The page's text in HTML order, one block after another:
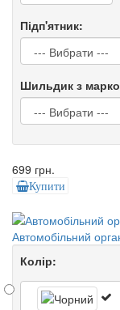
Підп'ятник:
Шильдик з
699 грн.
Купити
Автомобільний
Колір: